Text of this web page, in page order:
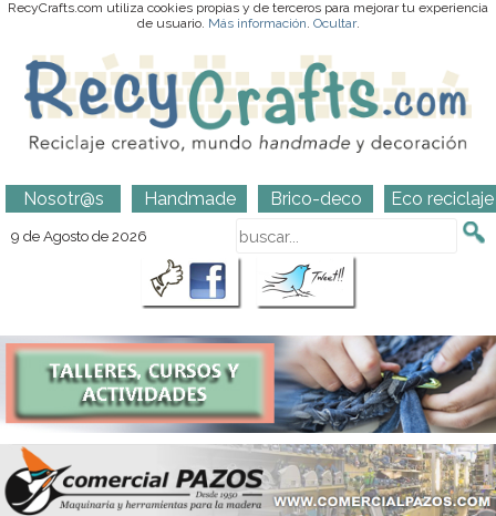
RecyCrafts.com utiliza cookies propias y de terceros para mejorar tu experiencia
de usuario. Más información. Ocultar.
Nosotr@s Handmade Brico-deco Eco reciclaje
9 de Agosto de 2026